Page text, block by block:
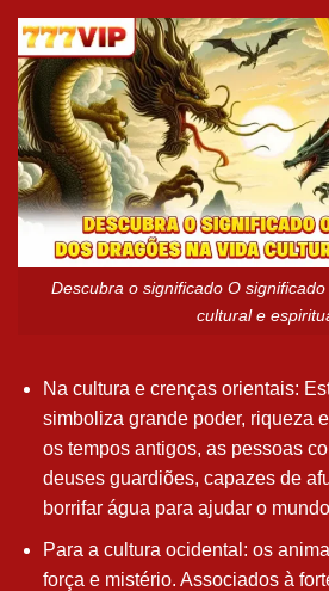
Descubra o significado O
cultural e
Na cultura e crenças orientais:
simboliza grande poder, riqueza
os tempos antigos, as pessoas
deuses guardiões, capazes de
borrifar água para ajudar o
Para a cultura ocidental: os
força e mistério. Associados à